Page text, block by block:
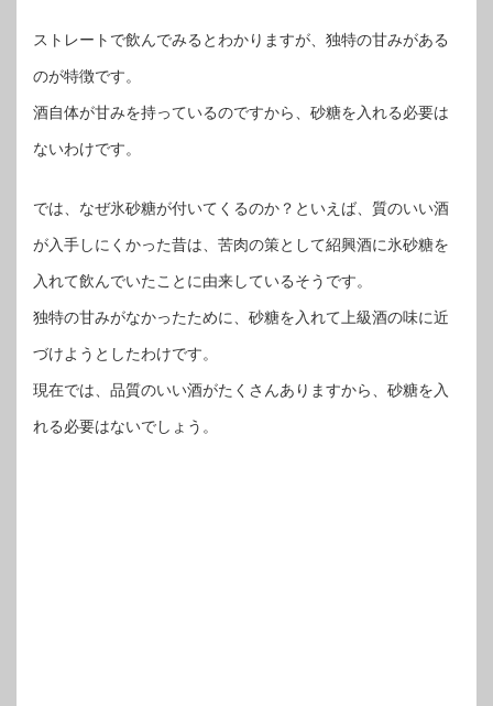
ストレートで飲んでみるとわかりますが、独特の甘みがある
のが特徴です。
酒自体が甘みを持っているのですから、砂糖を入れる必要は
ないわけです。
では、なぜ氷砂糖が付いてくるのか？といえば、質のいい酒
が入手しにくかった昔は、苦肉の策として紹興酒に氷砂糖を
入れて飲んでいたことに由来しているそうです。
独特の甘みがなかったために、砂糖を入れて上級酒の味に近
づけようとしたわけです。
現在では、品質のいい酒がたくさんありますから、砂糖を入
れる必要はないでしょう。